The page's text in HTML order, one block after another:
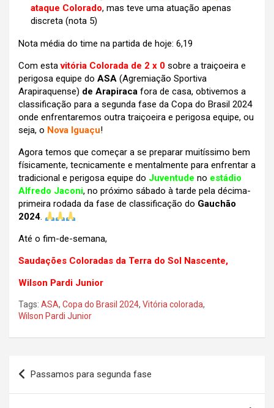
ataque Colorado, mas teve uma atuação apenas
discreta (nota 5)
Nota média do time na partida de hoje: 6,19
Com estavitória Colorada de 2 x 0 sobre a traiçoeira e
perigosa equipe do ASA (Agremiação Sportiva
Arapiraquense) de Arapiraca fora de casa, obtivemos a
classificação para a segunda fase da Copa do Brasil 2024
onde enfrentaremos outra traiçoeira e perigosa equipe, ou
seja, o Nova Iguaçu!
Agora temos que começar a se preparar muitíssimo bem
físicamente, tecnicamente e mentalmente para enfrentar a
tradicional e perigosa equipe do Juventude no estádio
Alfredo Jaconi, no próximo sábado à tarde pela décima-
primeira rodada da fase de classificação do Gauchão
2024.
Até o fim-de-semana,
Saudações Coloradas da Terra do Sol Nascente,
Wilson Pardi Junior
Tags: ASA, Copa do Brasil 2024, Vitória colorada,
Wilson Pardi Junior
Navegação
de
Passamos para segunda fase